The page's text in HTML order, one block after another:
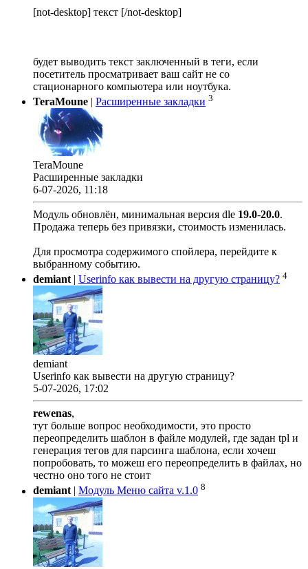
[not-desktop] текст [/not-desktop]
будет выводить текст заключенный в теги, если
посетитель просматривает ваш сайт не со
стационарного компьютера или ноутбука.
TeraMoune | Расширенные закладки 3
TeraMoune
Расширенные закладки
6-07-2026, 11:18
Модуль обновлён, минимальная версия dle 19.0-20.0.
Продажа теперь без привязки, стоимость изменилась.
Для просмотра содержимого спойлера, перейдите к
выбранному событию.
demiant | Userinfo как вывести на другую страницу? 4
demiant
Userinfo как вывести на другую страницу?
5-07-2026, 17:02
rewenas,
тут больше вопрос необходимости, это просто
переопределить шаблон в файле модулей, где задан tpl и
генерация тегов для парсинга шаблона, если хочеш
попробовать, то можеш его переопределить в файлах, но
честно оно того не стоит
demiant| Модуль Меню сайта v.1.0 8